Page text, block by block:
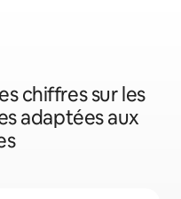
chiffres sur les
adaptées aux